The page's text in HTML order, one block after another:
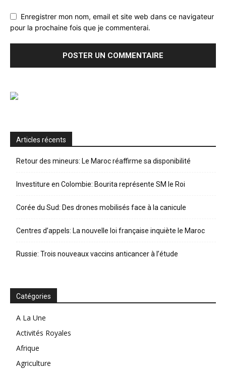
Enregistrer mon nom, email et site web dans ce navigateur
pour la prochaine fois que je commenterai.
Articles récents
Retour des mineurs: Le Maroc réaffirme sa disponibilité
Investiture en Colombie: Bourita représente SM le Roi
Corée du Sud: Des drones mobilisés face à la canicule
Centres d’appels: La nouvelle loi française inquiète le Maroc
Russie: Trois nouveaux vaccins anticancer à l’étude
Catégories
A La Une
Activités Royales
Afrique
Agriculture